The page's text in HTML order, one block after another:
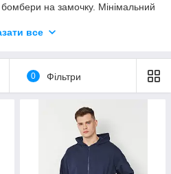
на замочку. Мінімальний
Темні вставки виділяють
ціною
все
0 Фільтри